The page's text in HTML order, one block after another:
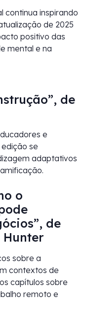
continua inspirando
de 2025
positivo das
mental e na
de
e
se
adaptativos
o
de
Hunter
sobre a
contextos de
capítulos sobre
remoto e